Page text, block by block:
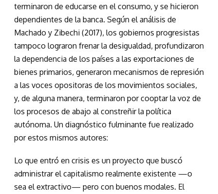
terminaron de educarse en el consumo, y se hicieron
dependientes de la banca. Según el análisis de
Machado y Zibechi (2017), los gobiernos progresistas
tampoco lograron frenar la desigualdad, profundizaron
la dependencia de los países a las exportaciones de
bienes primarios, generaron mecanismos de represión
a las voces opositoras de los movimientos sociales,
y, de alguna manera, terminaron por cooptar la voz de
los procesos de abajo al constreñir la política
autónoma. Un diagnóstico fulminante fue realizado
por estos mismos autores:
Lo que entró en crisis es un proyecto que buscó
administrar el capitalismo realmente existente —o
sea el extractivo— pero con buenos modales. El